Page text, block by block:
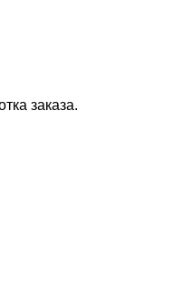
заказа.